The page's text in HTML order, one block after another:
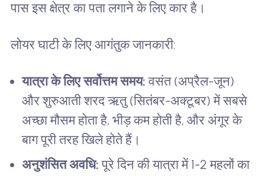
पास इस क्षेत्र का पता लगाने के लिए कार है।
लोयर घाटी के लिए आगंतुक जानकारी:
यात्रा के लिए सर्वोत्तम समय: वसंत (अप्रैल-जून)
और शुरुआती शरद ऋतु (सितंबर-अक्टूबर) में सबसे
अच्छा मौसम होता है, भीड़ कम होती है, और अंगूर के
बाग पूरी तरह खिले होते हैं।
अनुशंसित अवधि: पूरे दिन की यात्रा में 1-2 महलों का